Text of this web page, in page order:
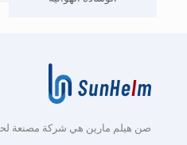
صن هيلم مارين هي شركة مصنعة